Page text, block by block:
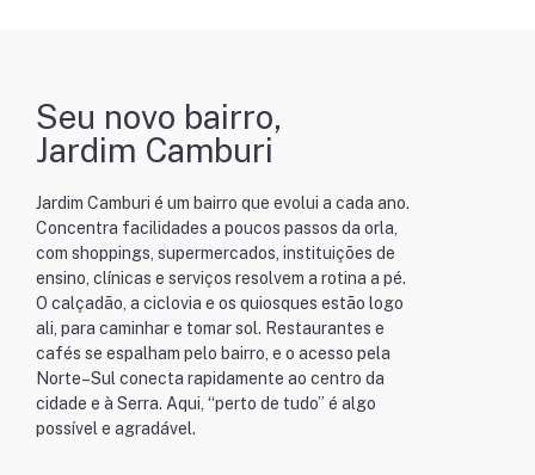
Seu novo bairro,
Jardim Camburi
Jardim Camburi é um bairro que evolui a cada ano.
Concentra facilidades a poucos passos da orla,
com shoppings, supermercados, instituições de
ensino, clínicas e serviços resolvem a rotina a pé.
O calçadão, a ciclovia e os quiosques estão logo
ali, para caminhar e tomar sol. Restaurantes e
cafés se espalham pelo bairro, e o acesso pela
Norte–Sul conecta rapidamente ao centro da
cidade e à Serra. Aqui, “perto de tudo” é algo
possível e agradável.